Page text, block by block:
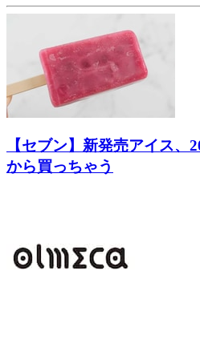
【セブン】新発売アイス、
から買っちゃう